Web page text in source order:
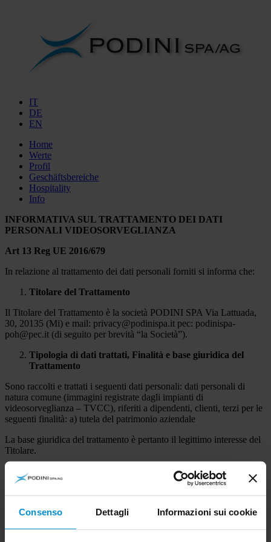
Consenso Dettagli Informazioni sui cookie
IT
DE
EN
Home
Werte
Profil
Geschäftsbereiche
Hospitality
Info
INFORMATIVA SUL TRATTAMENTO DEI DATI
PERSONALI VIDEOSORVEGLIANZA
Art 13 Reg UE 2016/679
In relazione al trattamento dei dati personali forniti si informa che:
Titolare del Trattamento
Il Titolare del Trattamento è la società PODINI SPA Via Lattuada,
30, 20135 (Mi) e mail: privacy@podinispa.it pec: podinispa-
poh@pec.it (di seguito per brevità “la Società”).
Tipologia di dati trattati, Finalità e base giuridica del
Trattamento
Sono raccolti e trattati i seguenti dati personali: dati personali di
natura comune (immagini registrate dagli impianti di
videosorveglianza – TVCC), riferiti a dipendenti, clienti, terzi per le
seguenti finalità: a) tutela del patrimonio aziendale
La base giuridica del trattamento è pertanto il legittimo interesse del
Titolare.
Comunicazione dei dati a terzi - Destinatari dei dati
dati rilevati dai sistemi di videosorveglianza; ii) Società che gestisce